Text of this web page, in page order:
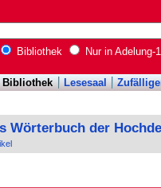
Bibliothek Nur in Adelung-
Bibliothek Lesesaal
Wörterbuch der